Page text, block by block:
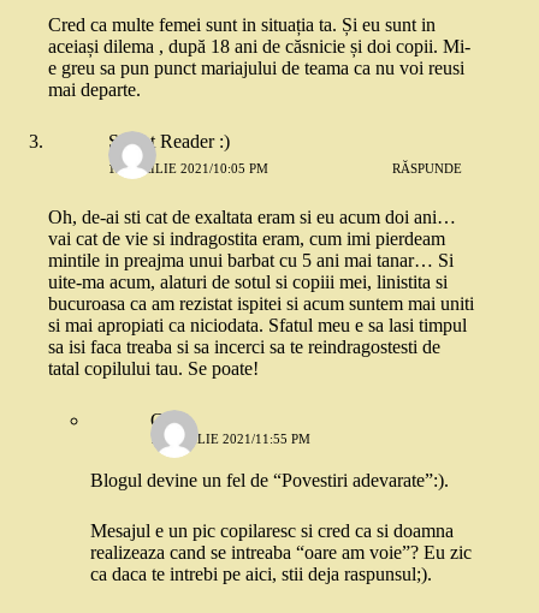
Cred ca multe femei sunt in situația ta. Și eu sunt in
aceiași dilema , după 18 ani de căsnicie și doi copii. Mi-
e greu sa pun punct mariajului de teama ca nu voi reusi
mai departe.
Secret Reader :)
12 APRILIE 2021/10:05 PM RĂSPUNDE
Oh, de-ai sti cat de exaltata eram si eu acum doi ani…
vai cat de vie si indragostita eram, cum imi pierdeam
mintile in preajma unui barbat cu 5 ani mai tanar… Si
uite-ma acum, alaturi de sotul si copiii mei, linistita si
bucuroasa ca am rezistat ispitei si acum suntem mai uniti
si mai apropiati ca niciodata. Sfatul meu e sa lasi timpul
sa isi faca treaba si sa incerci sa te reindragostesti de
tatal copilului tau. Se poate!
Geo
12 APRILIE 2021/11:55 PM
Blogul devine un fel de “Povestiri adevarate”:).
Mesajul e un pic copilaresc si cred ca si doamna
realizeaza cand se intreaba “oare am voie”? Eu zic
ca daca te intrebi pe aici, stii deja raspunsul;).